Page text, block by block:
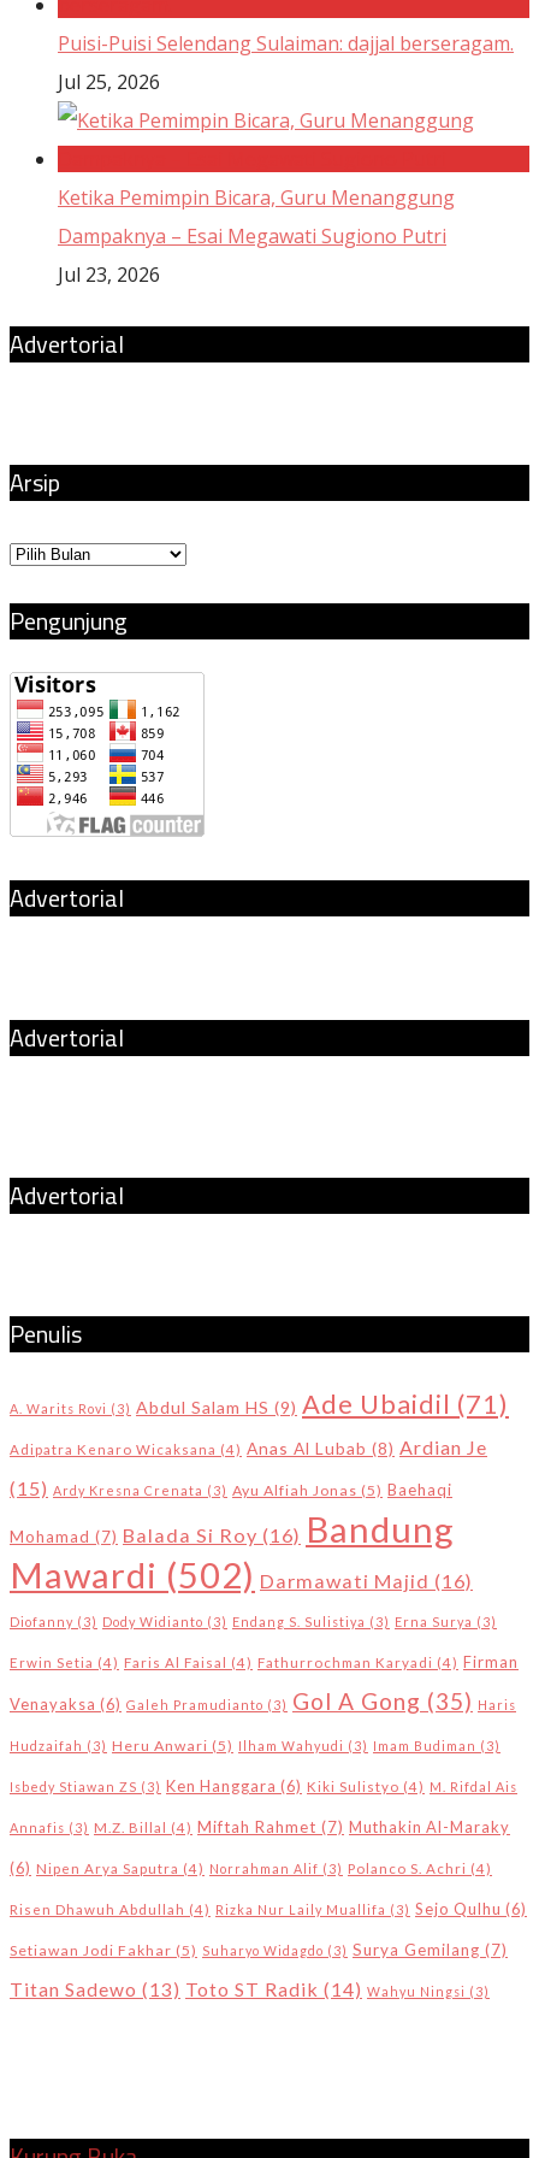
Puisi-Puisi Selendang Sulaiman: dajjal berseragam.
Jul 25, 2026
Ketika Pemimpin Bicara, Guru Menanggung
Dampaknya – Esai Megawati Sugiono Putri
Jul 23, 2026
Advertorial
Arsip
Arsip
Pengunjung
Advertorial
Advertorial
Advertorial
Penulis
A. Warits Rovi (3) Abdul Salam HS (9) Ade Ubaidil (71)
Adipatra Kenaro Wicaksana (4) Anas Al Lubab (8) Ardian Je
(15) Ardy Kresna Crenata (3) Ayu Alfiah Jonas (5) Baehaqi
Mohamad (7) Balada Si Roy (16) Bandung
Mawardi (502) Darmawati Majid (16)
Diofanny (3) Dody Widianto (3) Endang S. Sulistiya (3) Erna Surya (3)
Erwin Setia (4) Faris Al Faisal (4) Fathurrochman Karyadi (4) Firman
Venayaksa (6) Galeh Pramudianto (3) Gol A Gong (35) Haris
Hudzaifah (3) Heru Anwari (5) Ilham Wahyudi (3) Imam Budiman (3)
Isbedy Stiawan ZS (3) Ken Hanggara (6) Kiki Sulistyo (4) M. Rifdal Ais
Annafis (3) M.Z. Billal (4) Miftah Rahmet (7) Muthakin Al-Maraky
(6) Nipen Arya Saputra (4) Norrahman Alif (3) Polanco S. Achri (4)
Risen Dhawuh Abdullah (4) Rizka Nur Laily Muallifa (3) Sejo Qulhu (6)
Setiawan Jodi Fakhar (5) Suharyo Widagdo (3) Surya Gemilang (7)
Titan Sadewo (13) Toto ST Radik (14) Wahyu Ningsi (3)